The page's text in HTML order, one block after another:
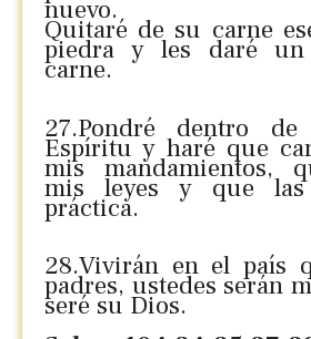
nuevo.
Quitaré de su carne
piedra y les daré un
carne.
27.Pondré dentro
Espíritu y haré que
mis mandamientos,
mis leyes y que las
práctica.
28.Vivirán en el país
padres, ustedes serán
seré su Dios.